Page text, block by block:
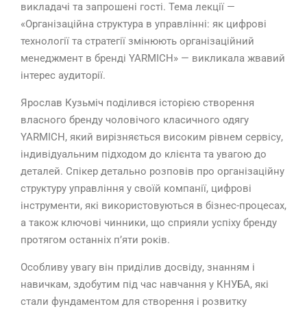
викладачі та запрошені гості. Тема лекції —
«Організаційна структура в управлінні: як цифрові
технології та стратегії змінюють організаційний
менеджмент в бренді YARMICH» — викликала жвавий
інтерес аудиторії.
Ярослав Кузьміч поділився історією створення
власного бренду чоловічого класичного одягу
YARMICH, який вирізняється високим рівнем сервісу,
індивідуальним підходом до клієнта та увагою до
деталей. Спікер детально розповів про організаційну
структуру управління у своїй компанії, цифрові
інструменти, які використовуються в бізнес-процесах,
а також ключові чинники, що сприяли успіху бренду
протягом останніх п’яти років.
Особливу увагу він приділив досвіду, знанням і
навичкам, здобутим під час навчання у КНУБА, які
стали фундаментом для створення і розвитку